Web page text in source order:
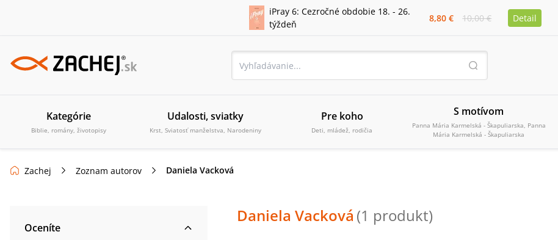
iPray 6: Cezročné obdobie 18. - 26.
týždeň
8,80 € 10,00 € Detail
Kategórie
Biblie, romány, životopisy
Udalosti, sviatky
Krst, Sviatosť manželstva, Narodeniny
Pre koho
Deti, mládež, rodičia
S motívom
Panna Mária Karmelská - Škapuliarska, Panna
Mária Karmelská - Škapuliarska
Zachej Zoznam autorov Daniela Vacková
Oceníte
Daniela Vacková (1 produkt)